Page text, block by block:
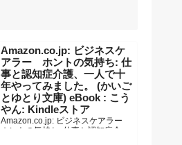
Amazon.co.jp: ビジネスケ
アラー ホントの気持ち: 仕
事と認知症介護、一人で十
年やってみました。 (かいご
とゆとり文庫) eBook : こう
やん: Kindleストア
Amazon.co.jp: ビジネスケアラー
ホントの気持ち: 仕事と認知症介